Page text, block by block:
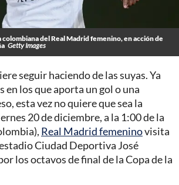
del Real Madrid femenino, en acción de
Getty Images
seguir haciendo de las suyas. Ya
en los que aporta un gol o una
esta vez no quiere que sea la
20 de diciembre, a la 1:00 de la
Real Madrid femeninovisita
Ciudad Deportiva José
los octavos de final de la Copa de la